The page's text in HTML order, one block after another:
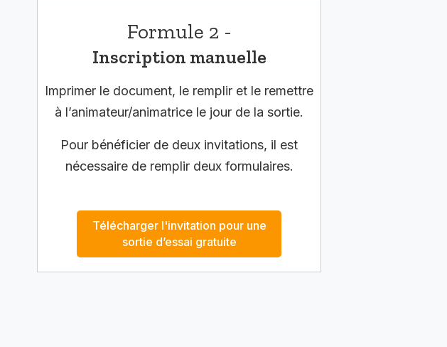
Formule 2 -
Inscription manuelle
Imprimer le document, le remplir et le remettre
à l’animateur/animatrice le jour de la sortie.
Pour bénéficier de deux invitations, il est
nécessaire de remplir deux formulaires.
Télécharger l'invitation pour une
sortie d’essai gratuite